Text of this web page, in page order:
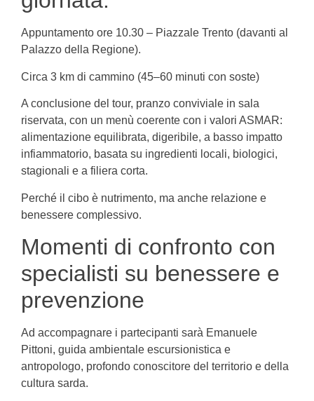
Appuntamento ore 10.30 – Piazzale Trento (davanti al
Palazzo della Regione).
Circa 3 km di cammino (45–60 minuti con soste)
A conclusione del tour, pranzo conviviale in sala
riservata, con un menù coerente con i valori ASMAR:
alimentazione equilibrata, digeribile, a basso impatto
infiammatorio, basata su ingredienti locali, biologici,
stagionali e a filiera corta.
Perché il cibo è nutrimento, ma anche relazione e
benessere complessivo.
Momenti di confronto con
specialisti su benessere e
prevenzione
Ad accompagnare i partecipanti sarà Emanuele
Pittoni, guida ambientale escursionistica e
antropologo, profondo conoscitore del territorio e della
cultura sarda.